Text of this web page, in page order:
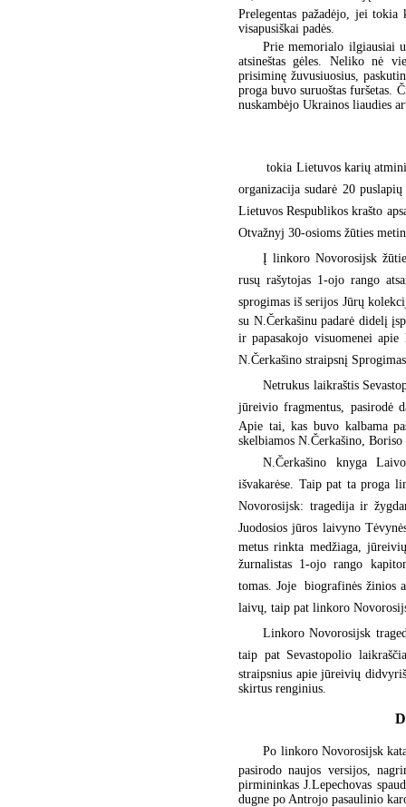
Prelegentas pažadėjo, jei
visapusiškai padės.
Prie memorialo ilgiausiai
atsineštas gėles. Neliko nė
prisiminę žuvusiuosius,
proga buvo suruoštas furšetas.
nuskambėjo Ukrainos liaudies
 tokia Lietuvos karių
organizacija sudarė 20
Lietuvos Respublikos krašto
Otvažnyj 30-osioms žūties
Į linkoro Novorosijsk
rusų rašytojas 1-ojo rango
sprogimas iš serijos Jūrų
su N.Čerkašinu padarė didelį
ir papasakojo visuomenei apie
N.Čerkašino straipsnį
Netrukus laikraštis
jūreivio fragmentus, pasirodė
Apie tai, kas buvo kalbama
skelbiamos N.Čerkašino,
N.Čerkašino knyga
išvakarėse. Taip pat ta proga
Novorosijsk: tragedija ir
Juodosios jūros laivyno
metus rinkta medžiaga,
žurnalistas 1-ojo rango
tomas. Joje  biografinės
laivų, taip pat linkoro
Linkoro Novorosijsk
taip pat Sevastopolio
straipsnius apie jūreivių
skirtus renginius.
Po linkoro Novorosijsk
pasirodo naujos versijos,
pirmininkas J.Lepechovas
dugne po Antrojo pasaulinio